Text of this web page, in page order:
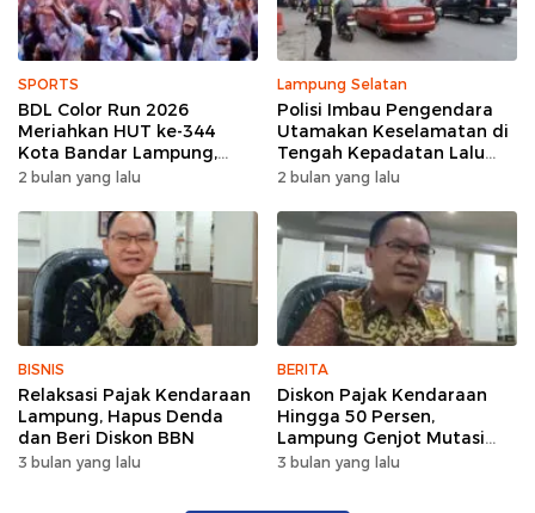
SPORTS
BDL Color Run 2026
Meriahkan HUT ke-344
Kota Bandar Lampung,
Wujud Semangat Sehat
2 bulan yang lalu
Lampung Selatan
Polisi Imbau Pengendara
Utamakan Keselamatan di
Tengah Kepadatan Lalu
Lintas Pagi Hari
2 bulan yang lalu
BISNIS
Relaksasi Pajak Kendaraan
Lampung, Hapus Denda
dan Beri Diskon BBN
3 bulan yang lalu
BERITA
Diskon Pajak Kendaraan
Hingga 50 Persen,
Lampung Genjot Mutasi
Kendaraan Luar Daerah
3 bulan yang lalu